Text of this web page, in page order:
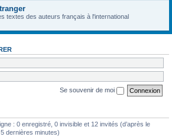
textes des auteurs français à l'international
Se souvenir de moi
: 0 enregistré, 0 invisible et 12 invités (d’après le
dernières minutes)